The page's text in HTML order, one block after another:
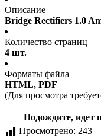
Описание
Bridge Rectifiers 1.0
Количество страниц
4 шт.
Форматы файла
HTML, PDF
(Для просмотра
Подождите, идет
Просмотрено: 243